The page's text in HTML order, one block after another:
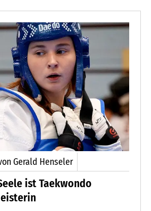
Gerald Henseler
ist Taekwondo